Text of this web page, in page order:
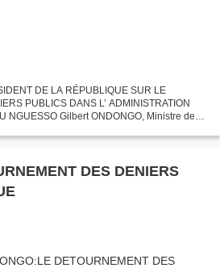
DE LA RÉPUBLIQUE SUR LE
PUBLICS DANS L’ ADMINISTRATION
NGUESSO Gilbert ONDONGO, Ministre des
DES DENIERS